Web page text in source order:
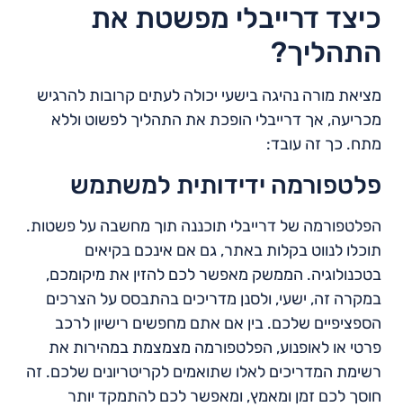
כיצד דרייבלי מפשטת את
התהליך?
מציאת מורה נהיגה בישעי יכולה לעתים קרובות להרגיש
מכריעה, אך דרייבלי הופכת את התהליך לפשוט וללא
מתח. כך זה עובד:
פלטפורמה ידידותית למשתמש
הפלטפורמה של דרייבלי תוכננה תוך מחשבה על פשטות.
תוכלו לנווט בקלות באתר, גם אם אינכם בקיאים
בטכנולוגיה. הממשק מאפשר לכם להזין את מיקומכם,
במקרה זה, ישעי, ולסנן מדריכים בהתבסס על הצרכים
הספציפיים שלכם. בין אם אתם מחפשים רישיון לרכב
פרטי או לאופנוע, הפלטפורמה מצמצמת במהירות את
רשימת המדריכים לאלו שתואמים לקריטריונים שלכם. זה
חוסך לכם זמן ומאמץ, ומאפשר לכם להתמקד יותר